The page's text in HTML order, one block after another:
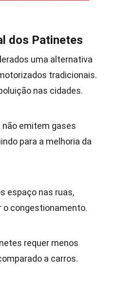
dos Patinetes
uma alternativa
tradicionais.
nas cidades.
emitem gases
para a melhoria da
espaço nas ruas,
o congestionamento.
requer menos
a carros.